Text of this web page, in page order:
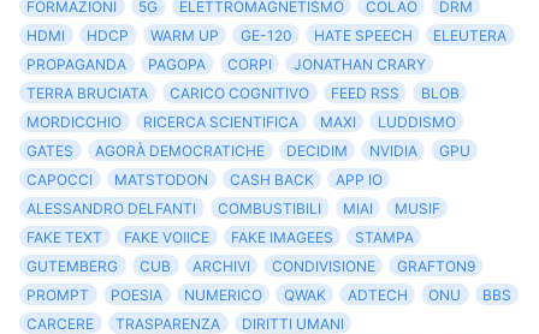
FORMAZIONI
5G ELETTROMAGNETISMO COLAO
DRM
HDMI
HDCP WARM UP GE-120 HATE SPEECH
ELEUTERA
PROPAGANDA
PAGOPA CORPI
JONATHAN CRARY
TERRA BRUCIATA
CARICO COGNITIVO FEED RSS
BLOB
MORDICCHIO
RICERCA SCIENTIFICA MAXI
LUDDISMO
GATES
AGORÀ DEMOCRATICHE DECIDIM NVIDIA
GPU
CAPOCCI
MATSTODON CASH BACK
APP IO
ALESSANDRO DELFANTI
COMBUSTIBILI MIAI
MUSIF
FAKE TEXT
FAKE VOIICE FAKE IMAGEES
STAMPA
GUTEMBERG
CUB ARCHIVI CONDIVISIONE
GRAFTON9
PROMPT
POESIA NUMERICO QWAK ADTECH ONU
BBS
CARCERE
TRASPARENZA
DIRITTI UMANI